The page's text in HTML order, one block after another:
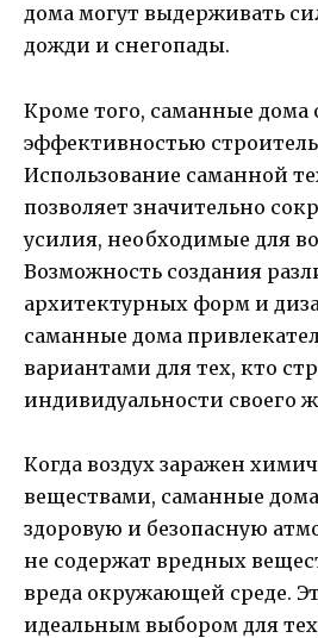
дома могут выдерживать
дожди и снегопады.
Кроме того, саманные дома
эффективностью
Использование саманной
позволяет значительно
усилия, необходимые для
Возможность создания
архитектурных форм и
саманные дома
вариантами для тех, кто
индивидуальности своего
Когда воздух заражен
веществами, саманные
здоровую и безопасную
не содержат вредных
вреда окружающей среде.
идеальным выбором для